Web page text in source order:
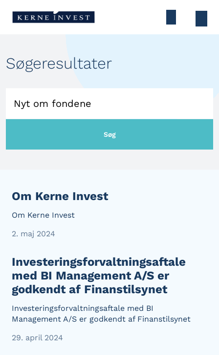
Søgeresultater
Søg
Om Kerne Invest
Om Kerne Invest
2. maj 2024
Investeringsforvaltningsaftale
med BI Management A/S er
godkendt af Finanstilsynet
Investeringsforvaltningsaftale med BI
Management A/S er godkendt af Finanstilsynet
29. april 2024